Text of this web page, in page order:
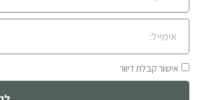
אישור קבלת דיוור